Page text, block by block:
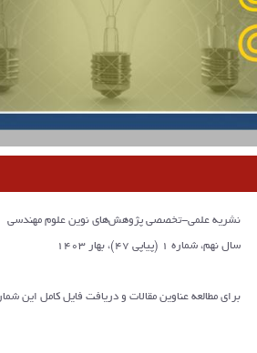
نشریه علمی-تخصصی پژوهش‌های نوین علوم مهندسی
سال نهم، شماره 1 (پیاپی 47)، بهار 1403
برای مطالعه عناوین مقالات و دریافت فایل کامل این